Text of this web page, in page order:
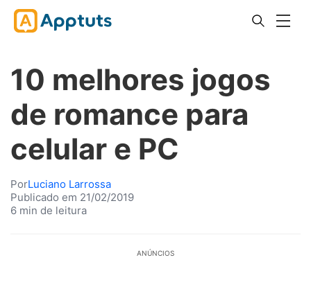
10 melhores jogos
de romance para
celular e PC
PorLuciano Larrossa
Publicado em 21/02/2019
6 min de leitura
ANÚNCIOS